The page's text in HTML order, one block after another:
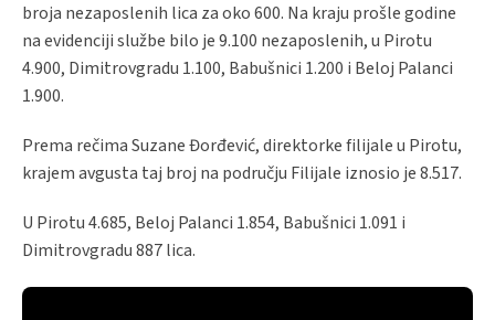
broja nezaposlenih lica za oko 600. Na kraju prošle godine
na evidenciji službe bilo je 9.100 nezaposlenih, u Pirotu
4.900, Dimitrovgradu 1.100, Babušnici 1.200 i Beloj Palanci
1.900.
Prema rečima Suzane Đorđević, direktorke filijale u Pirotu,
krajem avgusta taj broj na području Filijale iznosio je 8.517.
U Pirotu 4.685, Beloj Palanci 1.854, Babušnici 1.091 i
Dimitrovgradu 887 lica.